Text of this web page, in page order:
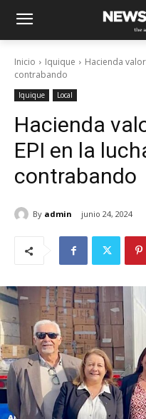
Inicio Iquique
Hacienda
contrabando
Iquique Local
Hacienda
EPI en la
contrabando
By admin junio 24, 2024